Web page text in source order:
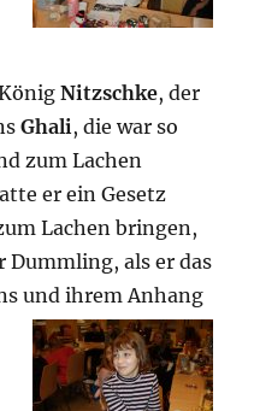
Nitzschke, der
Ghali, die war so
zum Lachen
er ein Gesetz
Lachen bringen,
Dummling, als er das
und ihrem Anhang